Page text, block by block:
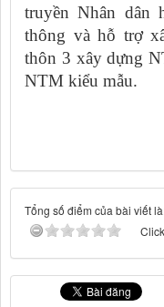
truyền Nhân dân
thông và hỗ trợ
thôn 3 xây dựng
NTM kiểu mẫu.
Tổng số điểm của bài viết